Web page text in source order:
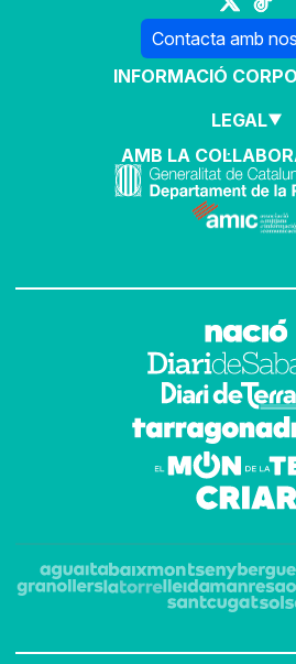
Contacta amb
INFORMACIÓ
LEGAL
AMB LA